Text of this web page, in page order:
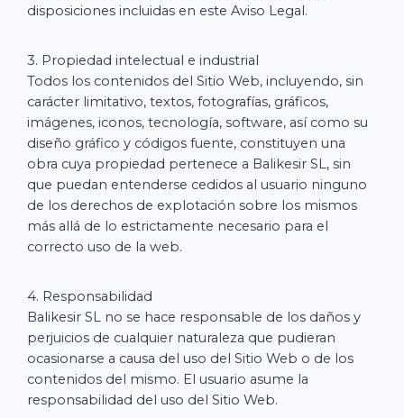
disposiciones incluidas en este Aviso Legal.
3. Propiedad intelectual e industrial
Todos los contenidos del Sitio Web, incluyendo, sin
carácter limitativo, textos, fotografías, gráficos,
imágenes, iconos, tecnología, software, así como su
diseño gráfico y códigos fuente, constituyen una
obra cuya propiedad pertenece a Balikesir SL, sin
que puedan entenderse cedidos al usuario ninguno
de los derechos de explotación sobre los mismos
más allá de lo estrictamente necesario para el
correcto uso de la web.
4. Responsabilidad
Balikesir SL no se hace responsable de los daños y
perjuicios de cualquier naturaleza que pudieran
ocasionarse a causa del uso del Sitio Web o de los
contenidos del mismo. El usuario asume la
responsabilidad del uso del Sitio Web.